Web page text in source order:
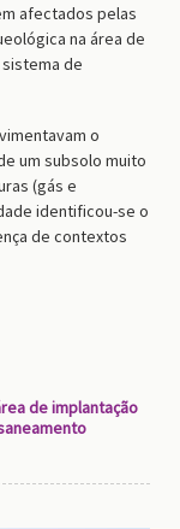
afectados pelas
na área de
de
o
um subsolo muito
(gás e
identificou-se o
de contextos
de implantação